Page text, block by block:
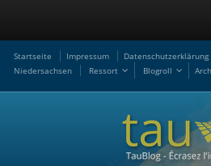
Startseite Impressum Datenschutzerklärung
Niedersachsen
Ressort Blogroll